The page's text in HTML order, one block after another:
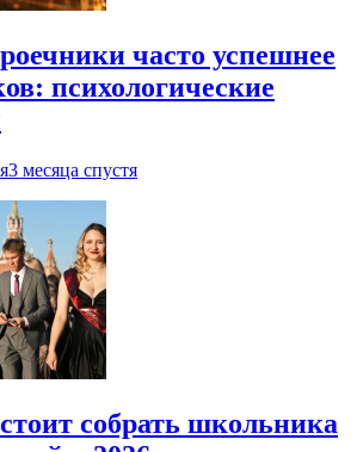
часто успешнее
психологические
3 месяца спустя
собрать школьника